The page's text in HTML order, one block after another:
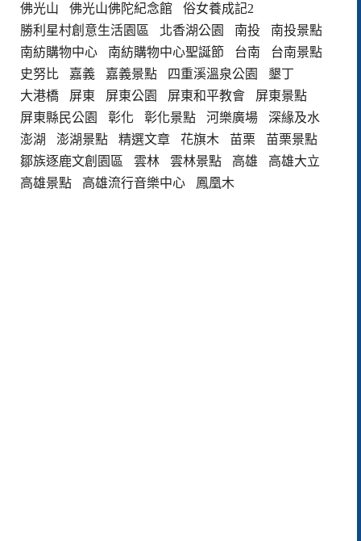
佛光山
佛光山佛陀紀念館
俗女養成記2
勝利星村創意生活園區
北香湖公園 南投
南投景點
南紡購物中心
南紡購物中心聖誕節 台南
台南景點
史努比
嘉義 嘉義景點 四重溪溫泉公園
墾丁
大港橋
屏東 屏東公園 屏東和平教會
屏東景點
屏東縣民公園
彰化 彰化景點 河樂廣場
深緣及水
澎湖
澎湖景點 精選文章 花旗木 苗栗
苗栗景點
鄒族逐鹿文創園區
雲林 雲林景點 高雄
高雄大立
高雄景點
高雄流行音樂中心 鳳凰木